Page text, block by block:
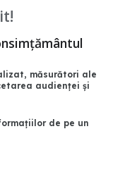
niciodată să
în mână. Plus
la saltea pentgru
măsurători ale
audienței și
de pe un